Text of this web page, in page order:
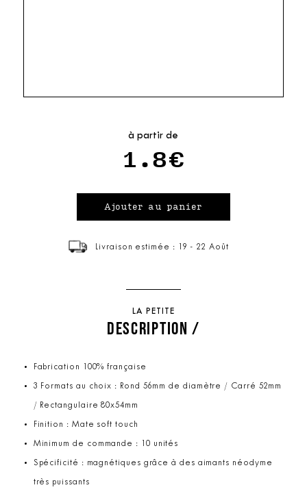
à partir de
1.8€
Livraison estimée : 19 - 22 Août
LA PETITE
DESCRIPTION /
Fabrication 100% française
3 Formats au choix : Rond 56mm de diamètre / Carré 52mm
/ Rectangulaire 80x54mm
Finition : Mate soft touch
Minimum de commande : 10 unités
Spécificité : magnétiques grâce à des aimants néodyme
très puissants